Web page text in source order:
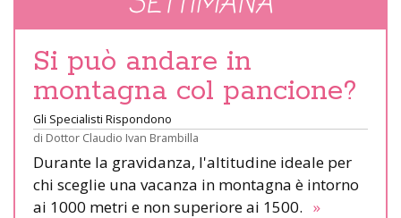
Si può andare in
montagna col pancione?
Gli Specialisti Rispondono
di Dottor Claudio Ivan Brambilla
Durante la gravidanza, l'altitudine ideale per
chi sceglie una vacanza in montagna è intorno
ai 1000 metri e non superiore ai 1500. »